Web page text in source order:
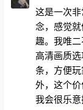
这是一次
念，感觉
趣。我唯
高清画质
条，方便
外，这个价
我会很乐意